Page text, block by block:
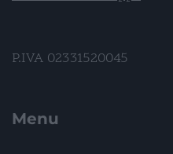
P.IVA 02331520045
Menu